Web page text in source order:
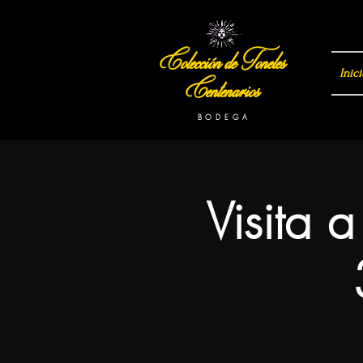
Visita
Colección de Toneles
Centenarios
B O D E G A